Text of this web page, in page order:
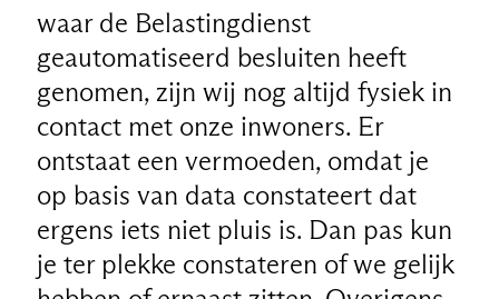
waar de Belastingdienst
geautomatiseerd besluiten heeft
genomen, zijn wij nog altijd fysiek in
contact met onze inwoners. Er
ontstaat een vermoeden, omdat je
op basis van data constateert dat
ergens iets niet pluis is. Dan pas kun
je ter plekke constateren of we gelijk